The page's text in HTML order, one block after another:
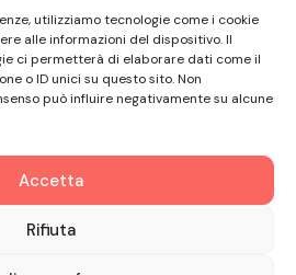
utilizziamo tecnologie come i cookie
alle informazioni del dispositivo. Il
ci permetterà di elaborare dati come il
o ID unici su questo sito. Non
può influire negativamente su alcune
Accetta
Rifiuta
Privacy Policy
Data Processing Agreement
Termini e condizioni di
servizio
Informativa Privacy Recruiting
Cookie Policy
Misure di sicurezza